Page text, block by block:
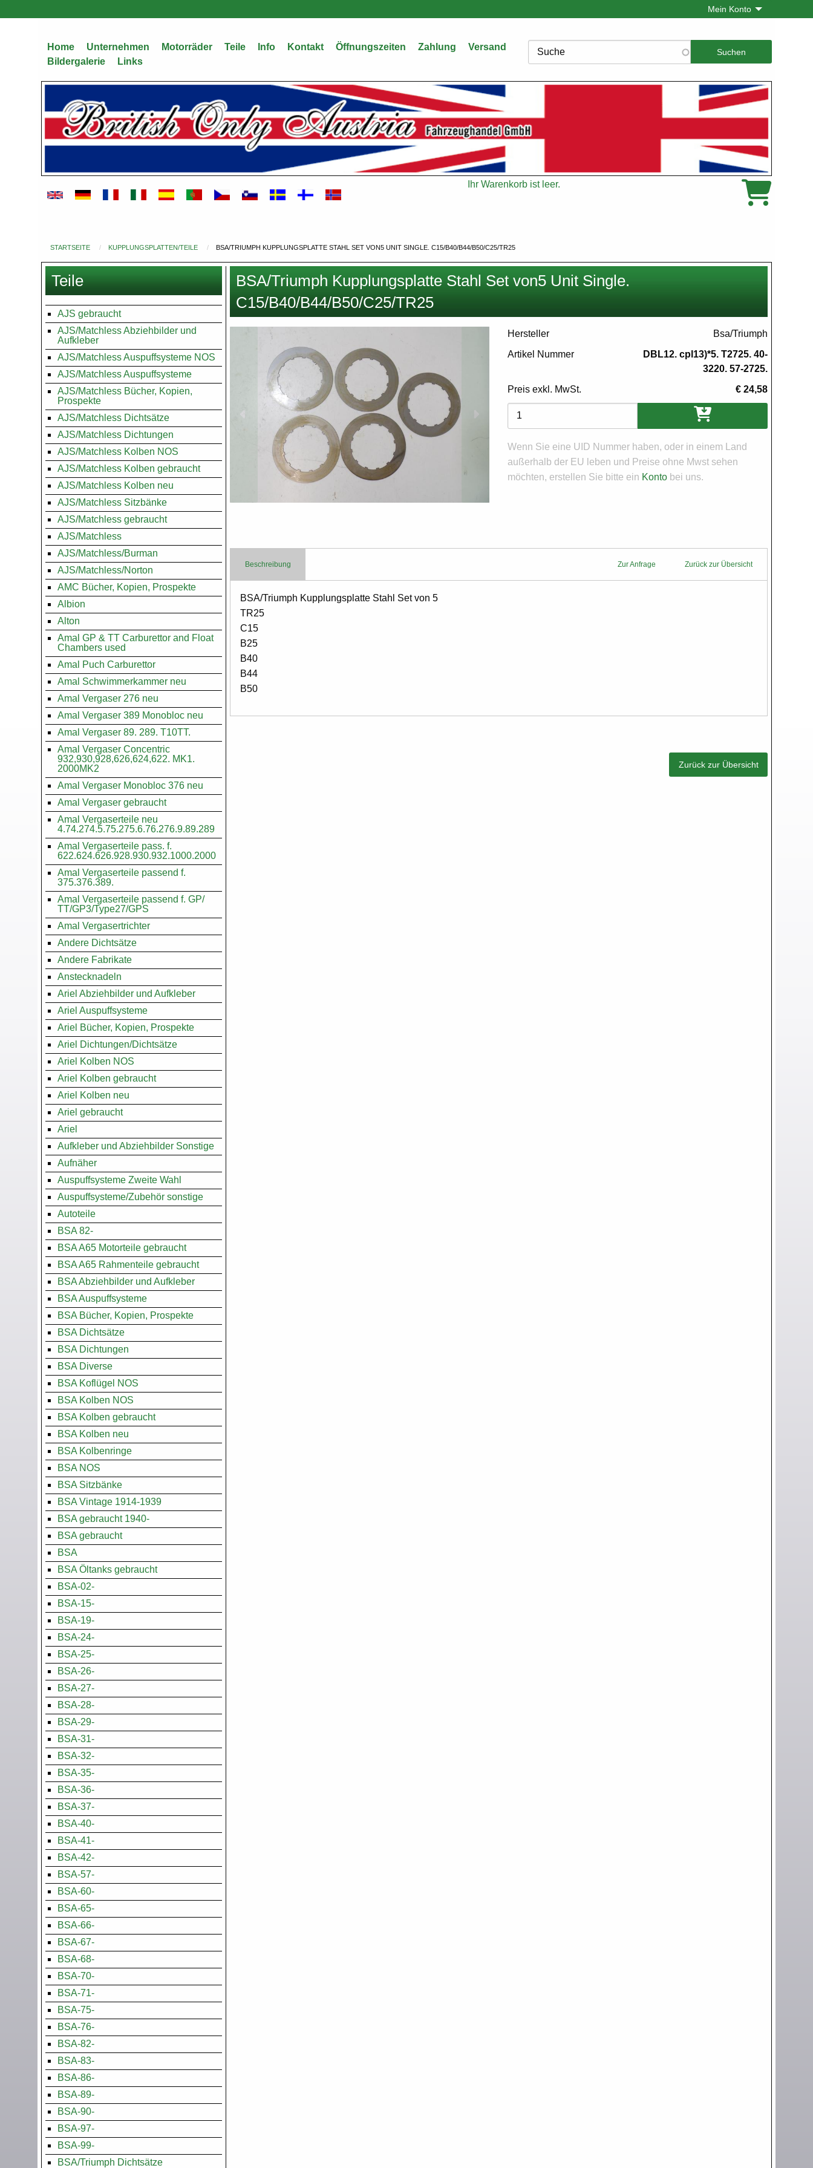
zum
Mein Konto
Home Unternehmen Motorräder Teile Info Kontakt Öffnungszeiten Zahlung
Versand
Bildergalerie
Links
Suche
Warenkorb
Ihr Warenkorb ist leer.
Du
bist
hier
STARTSEITE KUPPLUNGSPLATTEN/TEILE BSA/TRIUMPH KUPPLUNGSPLATTE STAHL SET VON5 UNIT SINGLE. C15/B40/B44/B50/C25/TR25
BSA/Triumph Kupplungsplatte Stahl Set von5 Unit Single.
C15/B40/B44/B50/C25/TR25
Hersteller
Bsa/Triumph
Artikel Nummer
DBL12. cpl13)*5. T2725. 40-
3220. 57-2725.
Preis exkl. MwSt.
€ 24,58
Varianten
Wenn Sie eine UID Nummer haben, oder in einem Land
außerhalb der EU leben und Preise ohne Mwst sehen
möchten, erstellen Sie bitte ein Konto bei uns.
Beschreibung Zurück zur Übersicht
Zur Anfrage
Body
BSA/Triumph Kupplungsplatte Stahl Set von 5
TR25
C15
B25
B40
B44
B50
Zurück zur Übersicht
Teile
AJS gebraucht
AJS/Matchless Abziehbilder und
Aufkleber
AJS/Matchless Auspuffsysteme NOS
AJS/Matchless Auspuffsysteme
AJS/Matchless Bücher, Kopien,
Prospekte
AJS/Matchless Dichtsätze
AJS/Matchless Dichtungen
AJS/Matchless Kolben NOS
AJS/Matchless Kolben gebraucht
AJS/Matchless Kolben neu
AJS/Matchless Sitzbänke
AJS/Matchless gebraucht
AJS/Matchless
AJS/Matchless/Burman
AJS/Matchless/Norton
AMC Bücher, Kopien, Prospekte
Albion
Alton
Amal GP & TT Carburettor and Float
Chambers used
Amal Puch Carburettor
Amal Schwimmerkammer neu
Amal Vergaser 276 neu
Amal Vergaser 389 Monobloc neu
Amal Vergaser 89. 289. T10TT.
Amal Vergaser Concentric
932,930,928,626,624,622. MK1.
2000MK2
Amal Vergaser Monobloc 376 neu
Amal Vergaser gebraucht
Amal Vergaserteile neu
4.74.274.5.75.275.6.76.276.9.89.289
Amal Vergaserteile pass. f.
622.624.626.928.930.932.1000.2000
Amal Vergaserteile passend f.
375.376.389.
Amal Vergaserteile passend f. GP/
TT/GP3/Type27/GPS
Amal Vergasertrichter
Andere Dichtsätze
Andere Fabrikate
Anstecknadeln
Ariel Abziehbilder und Aufkleber
Ariel Auspuffsysteme
Ariel Bücher, Kopien, Prospekte
Ariel Dichtungen/Dichtsätze
Ariel Kolben NOS
Ariel Kolben gebraucht
Ariel Kolben neu
Ariel gebraucht
Ariel
Aufkleber und Abziehbilder Sonstige
Aufnäher
Auspuffsysteme Zweite Wahl
Auspuffsysteme/Zubehör sonstige
Autoteile
BSA 82-
BSA A65 Motorteile gebraucht
BSA A65 Rahmenteile gebraucht
BSA Abziehbilder und Aufkleber
BSA Auspuffsysteme
BSA Bücher, Kopien, Prospekte
BSA Dichtsätze
BSA Dichtungen
BSA Diverse
BSA Koflügel NOS
BSA Kolben NOS
BSA Kolben gebraucht
BSA Kolben neu
BSA Kolbenringe
BSA NOS
BSA Sitzbänke
BSA Vintage 1914-1939
BSA gebraucht 1940-
BSA gebraucht
BSA
BSA Öltanks gebraucht
BSA-02-
BSA-15-
BSA-19-
BSA-24-
BSA-25-
BSA-26-
BSA-27-
BSA-28-
BSA-29-
BSA-31-
BSA-32-
BSA-35-
BSA-36-
BSA-37-
BSA-40-
BSA-41-
BSA-42-
BSA-57-
BSA-60-
BSA-65-
BSA-66-
BSA-67-
BSA-68-
BSA-70-
BSA-71-
BSA-75-
BSA-76-
BSA-82-
BSA-83-
BSA-86-
BSA-89-
BSA-90-
BSA-97-
BSA-99-
BSA/Triumph Dichtsätze